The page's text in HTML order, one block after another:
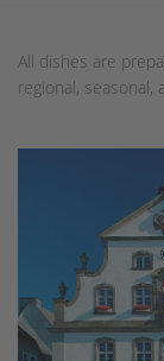
All dishes are
regional, seasonal,